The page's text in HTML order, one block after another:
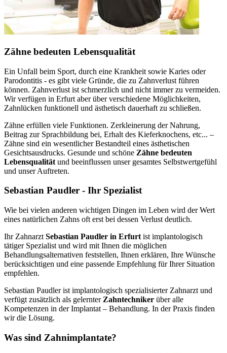
Zähne bedeuten Lebensqualität
Ein Unfall beim Sport, durch eine Krankheit sowie Karies oder
Parodontitis - es gibt viele Gründe, die zu Zahnverlust führen
können. Zahnverlust ist schmerzlich und nicht immer zu vermeiden.
Wir verfügen in Erfurt aber über verschiedene Möglichkeiten,
Zahnlücken funktionell und ästhetisch dauerhaft zu schließen.
Zähne erfüllen viele Funktionen. Zerkleinerung der Nahrung,
Beitrag zur Sprachbildung bei, Erhalt des Kieferknochens, etc... –
Zähne sind ein wesentlicher Bestandteil eines ästhetischen
Gesichtsausdrucks. Gesunde und schöne Zähne bedeuten
Lebensqualität und beeinflussen unser gesamtes Selbstwertgefühl
und unser Auftreten.
Sebastian Paudler - Ihr Spezialist
Wie bei vielen anderen wichtigen Dingen im Leben wird der Wert
eines natürlichen Zahns oft erst bei dessen Verlust deutlich.
Ihr Zahnarzt Sebastian Paudler in Erfurt ist implantologisch
tätiger Spezialist und wird mit Ihnen die möglichen
Behandlungsalternativen feststellen, Ihnen erklären, Ihre Wünsche
berücksichtigen und eine passende Empfehlung für Ihrer Situation
empfehlen.
Sebastian Paudler ist implantologisch spezialisierter Zahnarzt und
verfügt zusätzlich als gelernter Zahntechniker über alle
Kompetenzen in der Implantat – Behandlung. In der Praxis finden
wir die Lösung.
Was sind Zahnimplantate?